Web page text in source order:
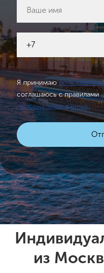
Я принимаю
соглашаюсь с правилами
персональных данных.
из